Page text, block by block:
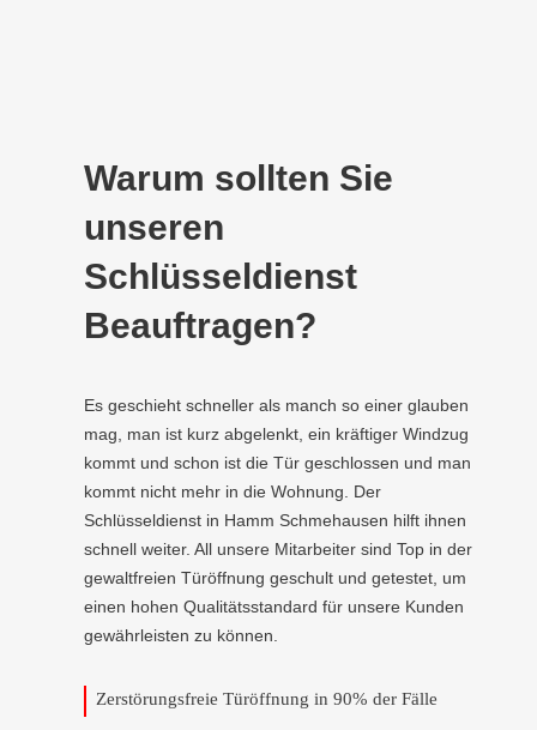
Warum sollten Sie
unseren
Schlüsseldienst
Beauftragen?
Es geschieht schneller als manch so einer glauben
mag, man ist kurz abgelenkt, ein kräftiger Windzug
kommt und schon ist die Tür geschlossen und man
kommt nicht mehr in die Wohnung. Der
Schlüsseldienst in Hamm Schmehausen hilft ihnen
schnell weiter. All unsere Mitarbeiter sind Top in der
gewaltfreien Türöffnung geschult und getestet, um
einen hohen Qualitätsstandard für unsere Kunden
gewährleisten zu können.
Zerstörungsfreie Türöffnung in 90% der Fälle